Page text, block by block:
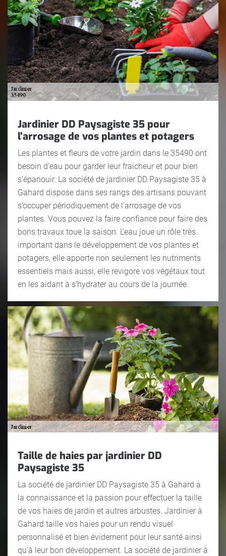
Jardinier DD Paysagiste 35 pour
l’arrosage de vos plantes et potagers
Les plantes et fleurs de votre jardin dans le 35490 ont
besoin d’eau pour garder leur fraicheur et pour bien
s’épanouir. La société de jardinier DD Paysagiste 35 à
Gahard dispose dans ses rangs des artisans pouvant
s’occuper périodiquement de l’arrosage de vos
plantes. Vous pouvez la faire confiance pour faire des
bons travaux toue la saison. L’eau joue un rôle très
important dans le développement de vos plantes et
potagers, elle apporte non seulement les nutriments
essentiels mais aussi, elle revigore vos végétaux tout
en les aidant à s’hydrater au cours de la journée.
Taille de haies par jardinier DD
Paysagiste 35
La société de jardinier DD Paysagiste 35 à Gahard a
la connaissance et la passion pour effectuer la taille
de vos haies de jardin et autres arbustes. Jardinier à
Gahard taille vos haies pour un rendu visuel
personnalisé et bien évidement pour leur santé ainsi
qu’à leur bon développement. La société de jardinier à